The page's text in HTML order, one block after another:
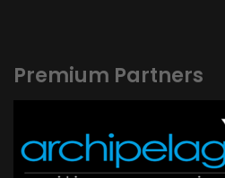
Premium Partners